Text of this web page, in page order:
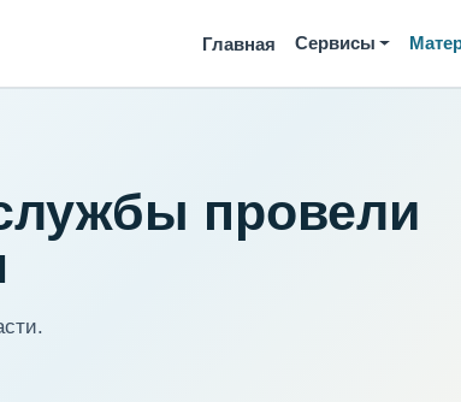
Главная Сервисы
провели